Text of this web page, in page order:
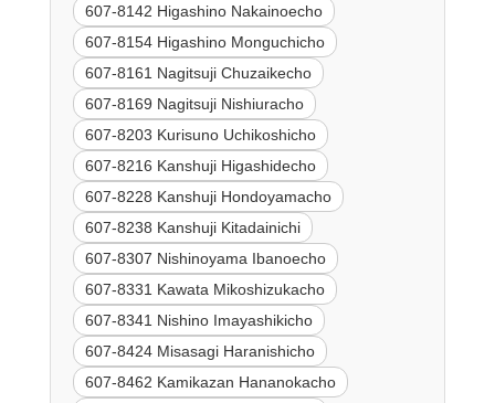
607-8142 Higashino Nakainoecho
607-8154 Higashino Monguchicho
607-8161 Nagitsuji Chuzaikecho
607-8169 Nagitsuji Nishiuracho
607-8203 Kurisuno Uchikoshicho
607-8216 Kanshuji Higashidecho
607-8228 Kanshuji Hondoyamacho
607-8238 Kanshuji Kitadainichi
607-8307 Nishinoyama Ibanoecho
607-8331 Kawata Mikoshizukacho
607-8341 Nishino Imayashikicho
607-8424 Misasagi Haranishicho
607-8462 Kamikazan Hananokacho